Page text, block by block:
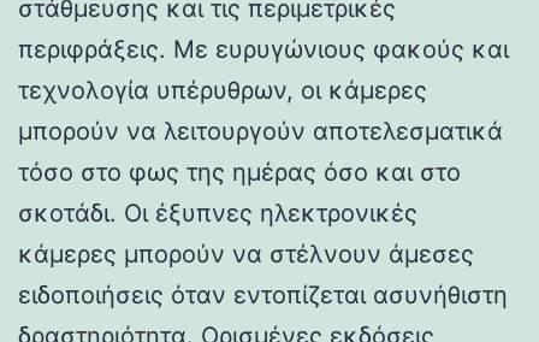
στάθμευσης και τις περιμετρικές
περιφράξεις. Με ευρυγώνιους φακούς και
τεχνολογία υπέρυθρων, οι κάμερες
μπορούν να λειτουργούν αποτελεσματικά
τόσο στο φως της ημέρας όσο και στο
σκοτάδι. Οι έξυπνες ηλεκτρονικές
κάμερες μπορούν να στέλνουν άμεσες
ειδοποιήσεις όταν εντοπίζεται ασυνήθιστη
δραστηριότητα. Ορισμένες εκδόσεις